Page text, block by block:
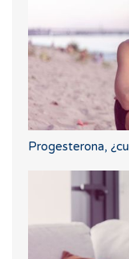
Progesterona,